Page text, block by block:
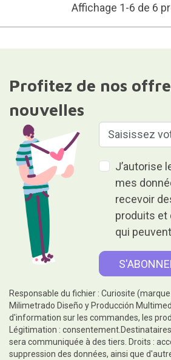
Affichage 1-6 de 6
Profitez de nos
nouvelles
J’autorise
mes
recevoir
produits et
qui
Responsable du fichier : Curiosite
Milimetrado Diseño y Producción
d'information sur les commandes, les
Légitimation :
sera communiquée à des tiers. Droits :
suppression des données, ainsi que